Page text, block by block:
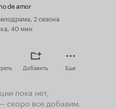
de amor
2 сезона
40 мин
Добавить Еще
пока нет,
скоро все добавим.